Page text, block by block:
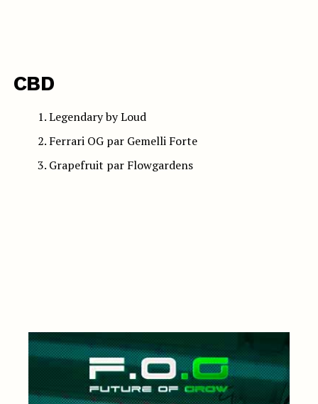
CBD
Legendary by Loud
Ferrari OG par Gemelli Forte
Grapefruit par Flowgardens